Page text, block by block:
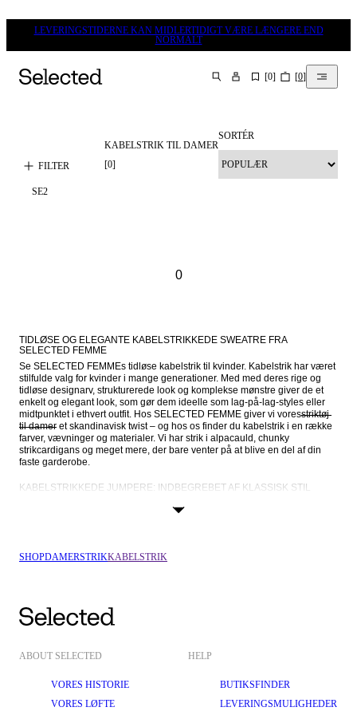
LEVERINGSTIDERNE KAN MIDLERTIDIGT VÆRE LÆNGERE END
NORMALT
SØG [0] [0]
FILTER
KABELSTRIK TIL DAMER
[0]
SORTÉR
SE2
0
TIDLØSE OG ELEGANTE KABELSTRIKKEDE SWEATRE FRA
SELECTED FEMME
Se SELECTED FEMMEs tidløse kabelstrik til kvinder. Kabelstrik har været
stilfulde valg for kvinder i mange generationer. Med med deres rige og
tidløse designarv, strukturerede look og komplekse mønstre giver de et
enkelt og elegant look, som gør dem ideelle som lag-på-lag-styles eller
midtpunktet i ethvert outfit. Hos SELECTED FEMME giver vi voresstriktøj
til damer et skandinavisk twist – og hos os finder du kabelstrik i en række
farver, vævninger og materialer. Vi har strik i alpacauld, chunky
strikcardigans og meget mere, der bare venter på at blive en del af din
faste garderobe.
KABELSTRIKKEDE JUMPERE: INDBEGREBET AF KLASSISK STIL
kunstnerisk kompetence, og intet sted er det mere tydeligt end i vores
af førsteklasses materialer betyder, at vores trøjer ikke kun er exceptionelt
flotte, men også føles lækre og luksuriøse mod din hud. Derfor er en
historie, der går flere hundrede år tilbage. Den blev oprindeligt brugt
til fiskernes trøjer, der har givet dem en tidløs kulturel betydning.
tekstur, der skaber dybde og interesse. Resultatet er visuelt tiltalende
Alsidighed: Kabelstrikkede trøjer er alsidige, både i forhold til stil og
funktionalitet. Trøjerne er ideelle både til hverdag og til fest, så de
SHOPDAMERSTRIKKABELSTRIK
ABOUT SELECTED
VORES HISTORIE
VORES LØFTE
HELP
BUTIKSFINDER
LEVERINGSMULIGHEDER